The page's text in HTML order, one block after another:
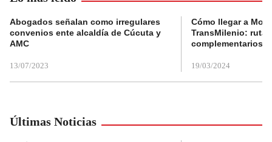
Abogados señalan como irregulares
convenios ente alcaldía de Cúcuta y
AMC
13/07/2023
Cómo llegar a
TransMilenio:
complementarios
19/03/2024
Últimas Noticias